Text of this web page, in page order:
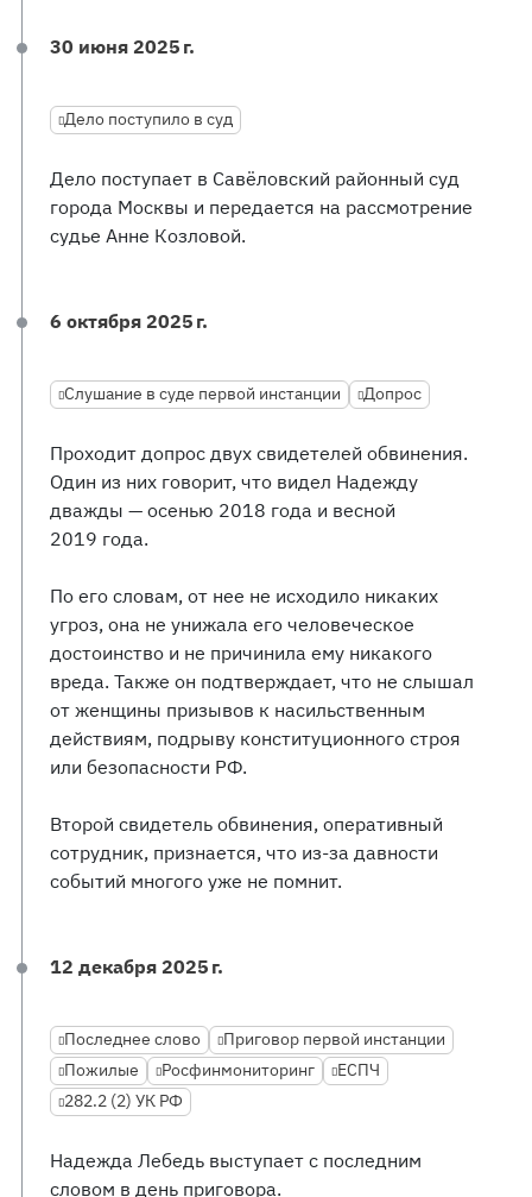
30 июня 2025 г.
Дело поступило в суд
Дело поступает в Савёловский районный суд
города Москвы и передается на рассмотрение
судье Анне Козловой.
6 октября 2025 г.
Слушание в суде первой инстанции Допрос
Проходит допрос двух свидетелей обвинения.
Один из них говорит, что видел Надежду
дважды — осенью 2018 года и весной
2019 года.
По его словам, от нее не исходило никаких
угроз, она не унижала его человеческое
достоинство и не причинила ему никакого
вреда. Также он подтверждает, что не слышал
от женщины призывов к насильственным
действиям, подрыву конституционного строя
или безопасности РФ.
Второй свидетель обвинения, оперативный
сотрудник, признается, что из-за давности
событий многого уже не помнит.
12 декабря 2025 г.
Последнее слово
Приговор первой инстанции
Пожилые
Росфинмониторинг
ЕСПЧ
282.2 (2) УК РФ
Надежда Лебедь выступает с последним
словом в день приговора.